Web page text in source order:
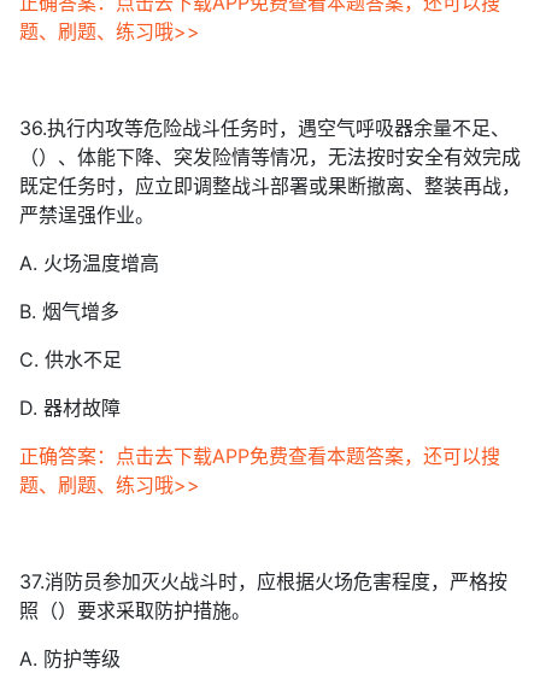
题、刷题、练习哦>>
36.执行内攻等危险战斗任务时，遇空气呼吸器余量不足、
（）、体能下降、突发险情等情况，无法按时安全有效完成
既定任务时，应立即调整战斗部署或果断撤离、整装再战，
严禁逞强作业。
A. 火场温度增高
B. 烟气增多
C. 供水不足
D. 器材故障
正确答案：点击去下载APP免费查看本题答案，还可以搜
题、刷题、练习哦>>
37.消防员参加灭火战斗时，应根据火场危害程度，严格按
照（）要求采取防护措施。
A. 防护等级